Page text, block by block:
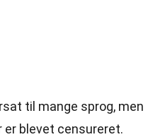
til mange sprog, men
blevet censureret.